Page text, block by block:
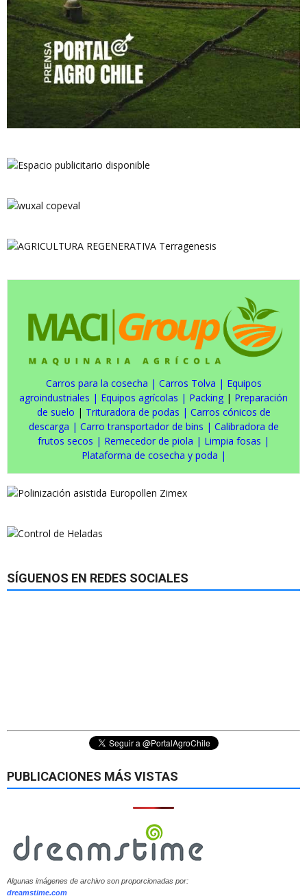
Carros para la cosecha | Carros Tolva | Equipos
agroindustriales | Equipos agrícolas | Packing | Preparación
de suelo | Trituradora de podas | Carros cónicos de
descarga | Carro transportador de bins | Calibradora de
frutos secos | Remecedor de piola | Limpia fosas |
Plataforma de cosecha y poda |
SÍGUENOS EN REDES SOCIALES
PUBLICACIONES MÁS VISTAS
Algunas imágenes de archivo son proporcionadas por:
dreamstime.com